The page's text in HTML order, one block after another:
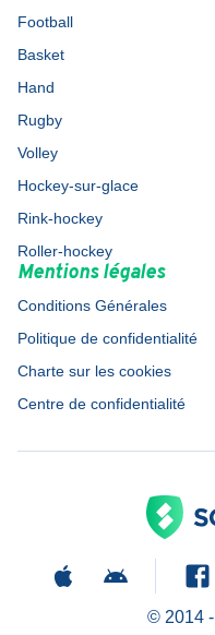
Football
Basket
Hand
Rugby
Volley
Hockey-sur-glace
Rink-hockey
Roller-hockey
Mentions légales
Conditions Générales
Politique de confidentialité
Charte sur les cookies
Centre de confidentialité
© 2014 -